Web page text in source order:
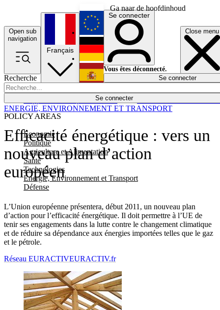
Ga naar de hoofdinhoud
Open sub
navigation
Close menu
Recherche
Se connecter
POLICY AREAS
Economie
Politique
Agriculture et Alimentation
Santé
Technologies
Energie, Environnement et Transport
Défense
Économie
Français
English
Deutsch
Español
Se connecter
Vous êtes déconnecté.
Se connecter
Efficacité énergétique : vers un
nouveau plan d’action
européen
L’Union européenne présentera, début 2011, un nouveau plan
d’action pour l’efficacité énergétique. Il doit permettre à l’UE de
tenir ses engagements dans la lutte contre le changement climatique
et de réduire sa dépendance aux énergies importées telles que le gaz
et le pétrole.
ENERGIE, ENVIRONNEMENT ET TRANSPORT
Réseau EURACTIVEURACTIV.fr